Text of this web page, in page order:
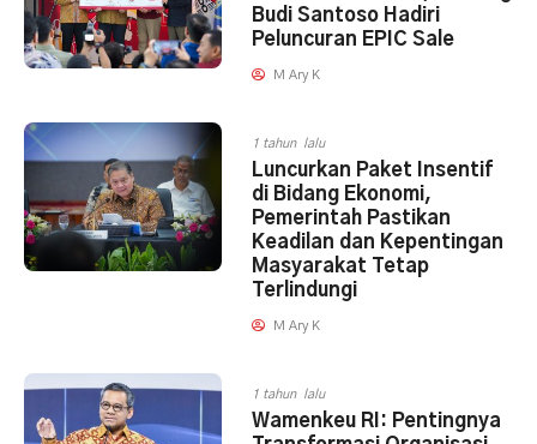
Budi Santoso Hadiri
Peluncuran EPIC Sale
M Ary K
1 tahun lalu
Luncurkan Paket Insentif
di Bidang Ekonomi,
Pemerintah Pastikan
Keadilan dan Kepentingan
Masyarakat Tetap
Terlindungi
M Ary K
1 tahun lalu
Wamenkeu RI: Pentingnya